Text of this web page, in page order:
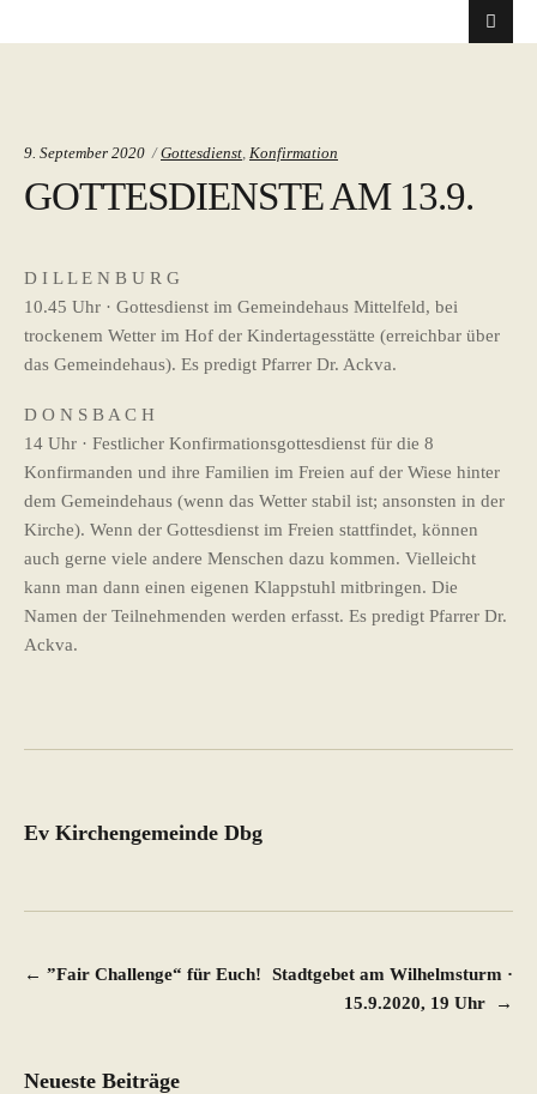
9. September 2020 Categories:
Gottesdienst, Konfirmation
GOTTESDIENSTE AM 13.9.
D I L L E N B U R G
10.45 Uhr · Gottesdienst im Gemeindehaus Mittelfeld, bei
trockenem Wetter im Hof der Kindertagesstätte (erreichbar über
das Gemeindehaus). Es predigt Pfarrer Dr. Ackva.
D O N S B A C H
14 Uhr · Festlicher Konfirmationsgottesdienst für die 8
Konfirmanden und ihre Familien im Freien auf der Wiese hinter
dem Gemeindehaus (wenn das Wetter stabil ist; ansonsten in der
Kirche). Wenn der Gottesdienst im Freien stattfindet, können
auch gerne viele andere Menschen dazu kommen. Vielleicht
kann man dann einen eigenen Klappstuhl mitbringen. Die
Namen der Teilnehmenden werden erfasst. Es predigt Pfarrer Dr.
Ackva.
Ev Kirchengemeinde Dbg
Beitragsnavigation
← ”Fair Challenge“ für Euch!
Stadtgebet am Wilhelmsturm ·
15.9.2020, 19 Uhr
→
Neueste Beiträge